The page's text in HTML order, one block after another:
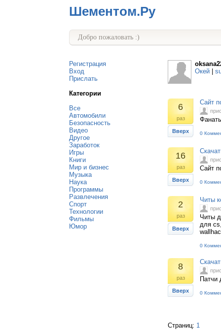
Шементом.Ру
Добро пожаловать :)
Регистрация
Вход
Прислать
Категории
Все
Автомобили
Безопасность
Видео
Другое
Заработок
Игры
Книги
Мир и бизнес
Музыка
Наука
Программы
Развлечения
Спорт
Технологии
Фильмы
Юмор
Окей
6
раз
Вверх
Сайт
0
16
раз
Вверх
Сайт
0
2
раз
Вверх
Читы
Читы
для
0
8
раз
Вверх
Патчи
0
Страниц: 1